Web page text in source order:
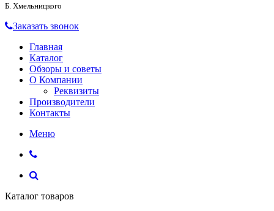
Б. Хмельницкого
Заказать звонок
Главная
Каталог
Обзоры и советы
О Компании
Реквизиты
Производители
Контакты
Меню
Каталог товаров